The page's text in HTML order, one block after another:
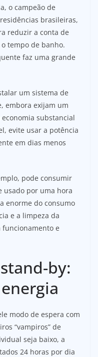
o campeão de
brasileiras,
reduzir a conta de
tempo de banho.
faz uma grande
um sistema de
embora exijam um
substancial
evite usar a potência
em dias menos
pode consumir
usado por uma hora
enorme do consumo
e a limpeza da
e
by:
energia
modo de espera com
“vampiros” de
seja baixo, a
24 horas por dia